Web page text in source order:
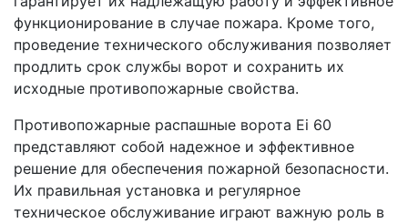
функционирование в случае пожара. Кроме того,
проведение технического обслуживания позволяет
продлить срок службы ворот и сохранить их
исходные противопожарные свойства.
Противопожарные распашные ворота Ei 60
представляют собой надежное и эффективное
решение для обеспечения пожарной безопасности.
Их правильная установка и регулярное
техническое обслуживание играют важную роль в